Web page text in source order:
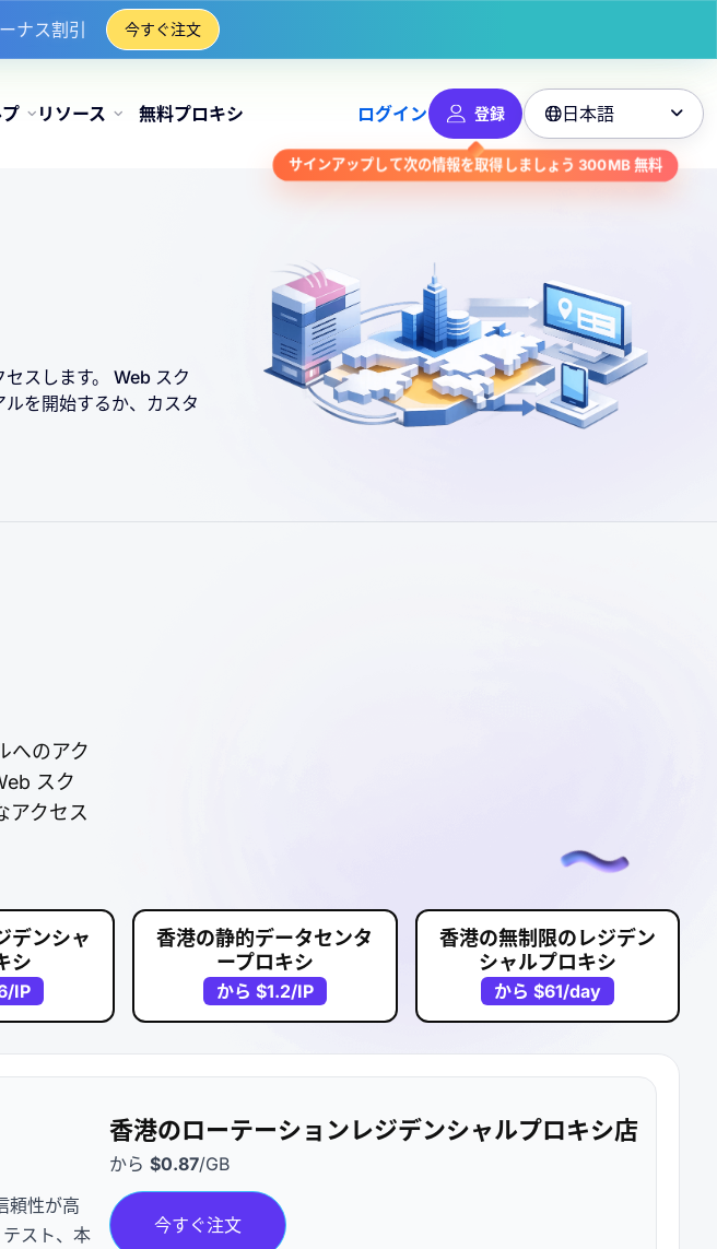
ナス割引
割引
購入の割引
今すぐ注文
リソース 無料プロキシ ログイン 登録
サインアップして次の情報を取得しましょう300MB無料
日本語 
スします。 Web スク
を開始するか、カスタ
へのアク
スク
アクセス
デンシャ
シ
/IP
香港の静的データセンタ
ープロキシ
から $1.2/IP
香港の無制限のレジデン
シャルプロキシ
から $61/day
頼性が高
スト、本
香港のローテーションレジデンシャルプロキシ店
から $0.87/GB
今すぐ注文